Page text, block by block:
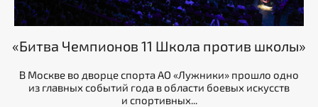
«Битва Чемпионов 11 Школа против школы»
В Москве во дворце спорта АО «Лужники» прошло одно
из главных событий года в области боевых искусств
и спортивных...